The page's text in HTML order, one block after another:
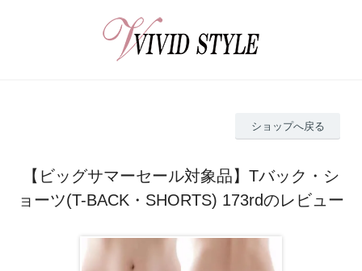
ショップへ戻る
【ビッグサマーセール対象品】Tバック・シ
ョーツ(T-BACK・SHORTS) 173rdのレビュー